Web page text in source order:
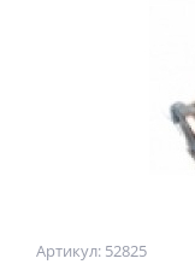
Артикул: 52825